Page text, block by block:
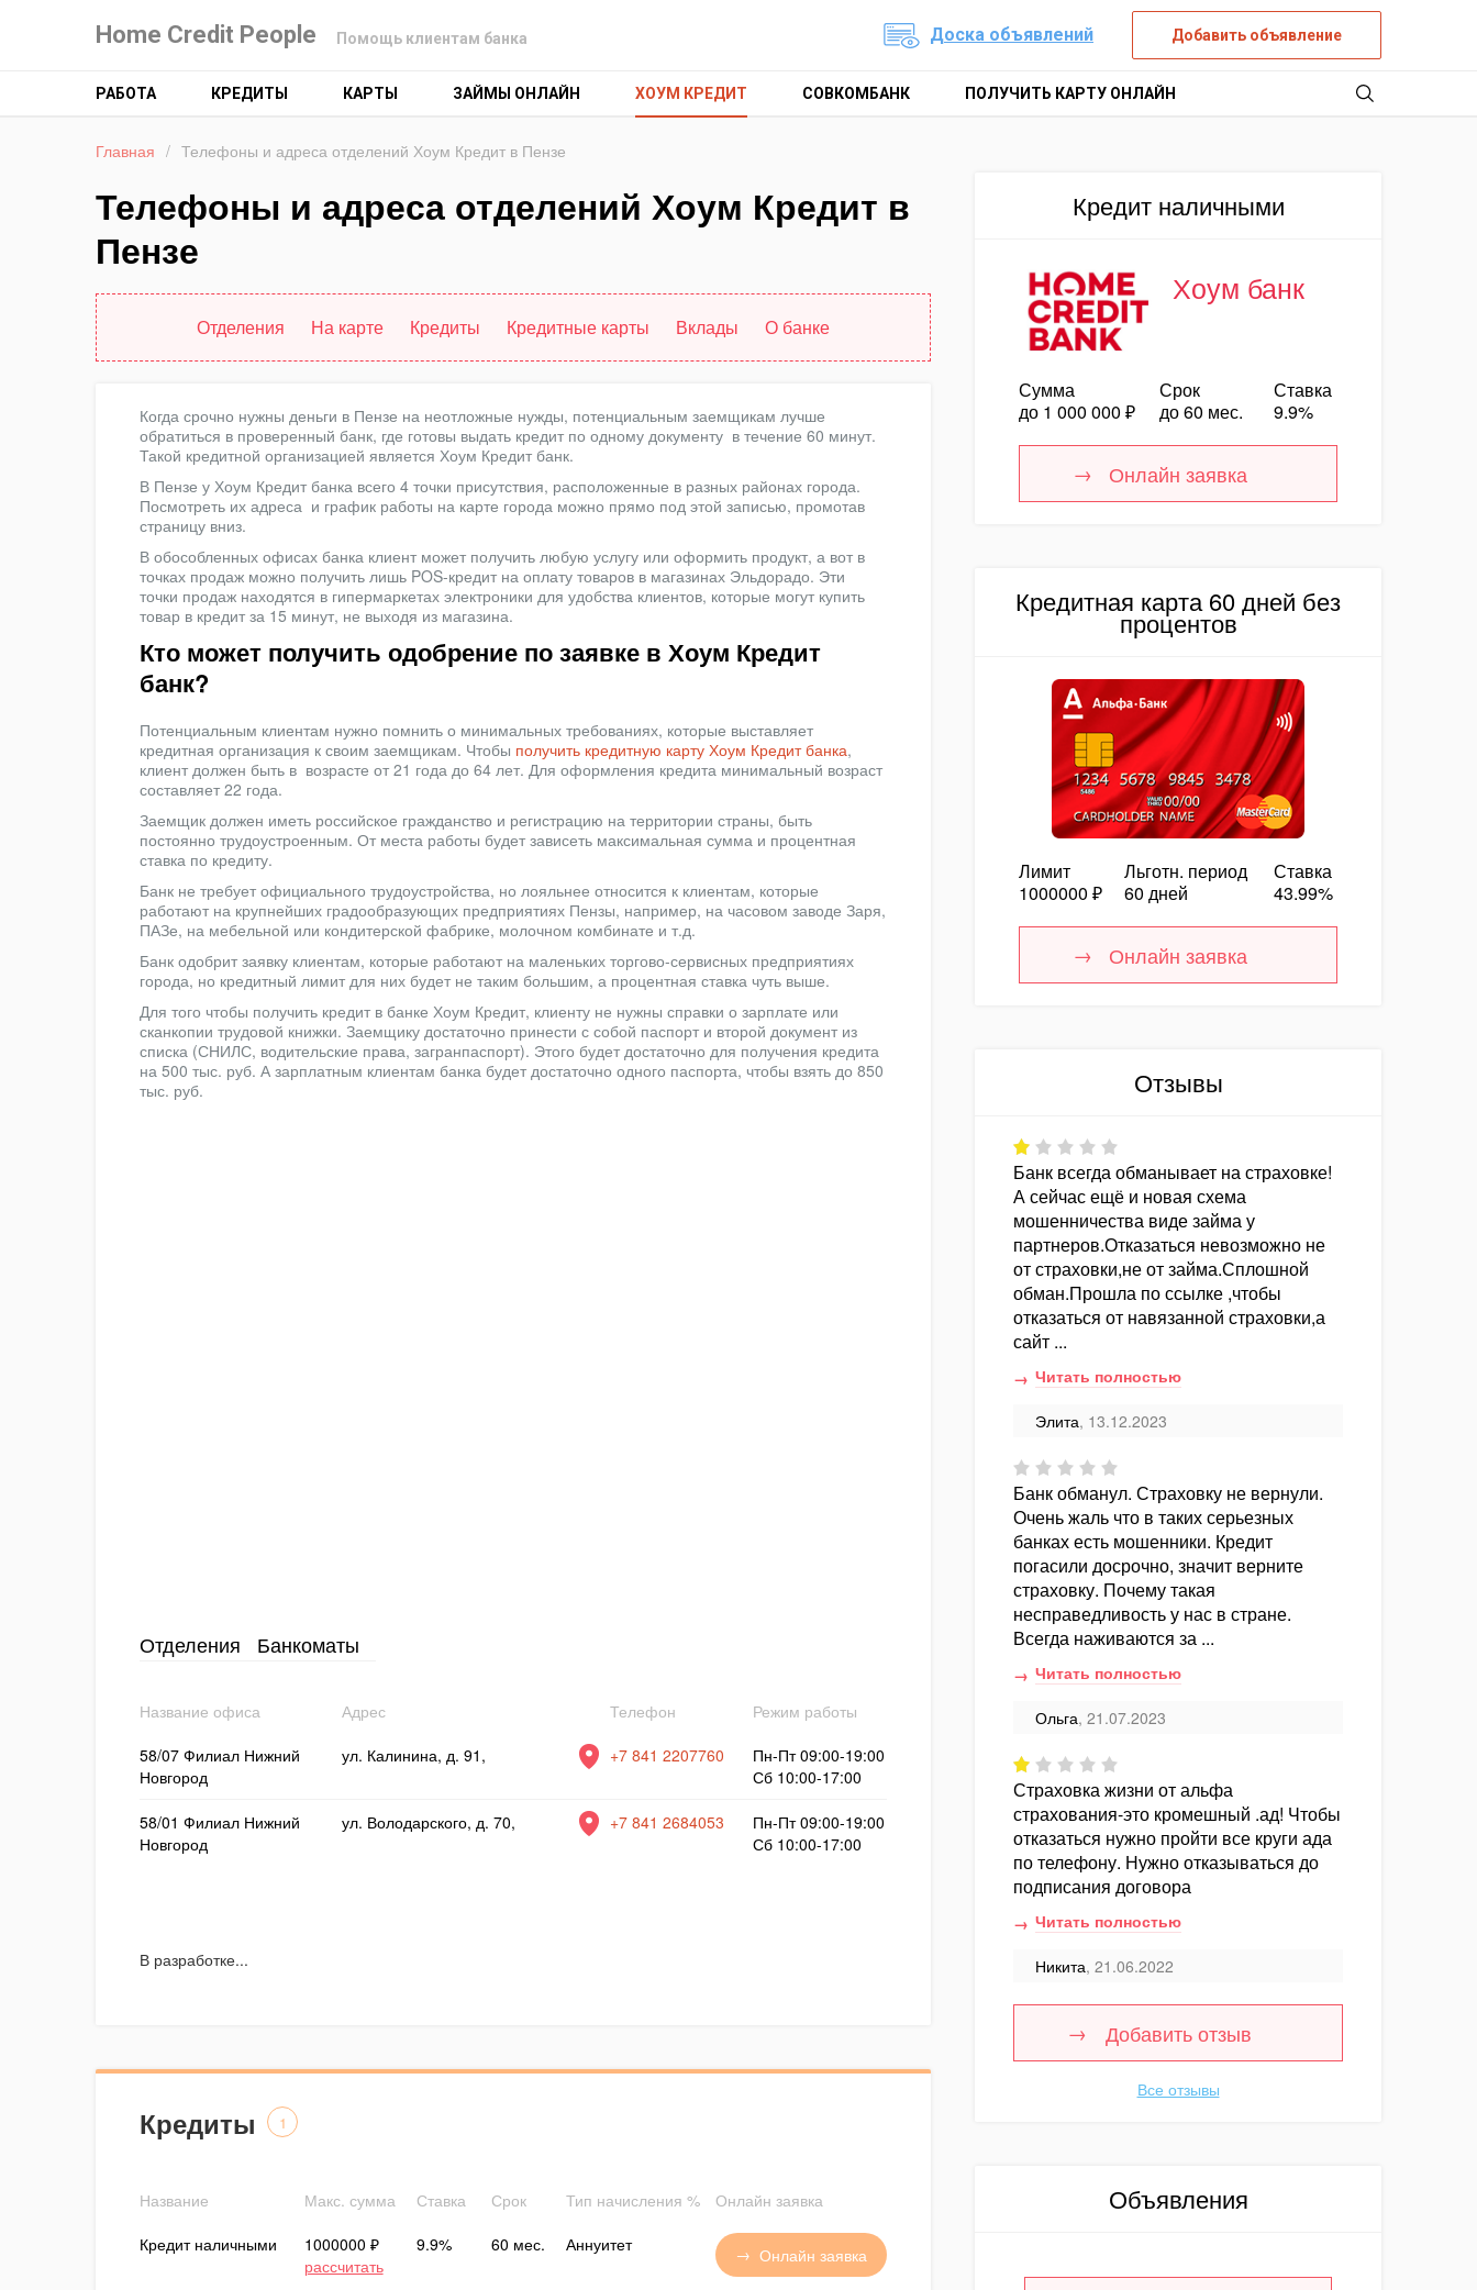
Home Credit People Помощь клиентам банка Доска объявлений Добавить объявление
РАБОТА КРЕДИТЫ КАРТЫ ЗАЙМЫ ОНЛАЙН ХОУМ КРЕДИТ СОВКОМБАНК ПОЛУЧИТЬ КАРТУ ОНЛАЙН
Главная / Телефоны и адреса отделений Хоум Кредит в Пензе
Телефоны и адреса отделений Хоум Кредит в
Пензе
Отделения На карте Кредиты Кредитные карты Вклады О банке
Когда срочно нужны деньги в Пензе на неотложные нужды, потенциальным заемщикам лучше
обратиться в проверенный банк, где готовы выдать кредит по одному документу в течение 60 минут.
Такой кредитной организацией является Хоум Кредит банк.
В Пензе у Хоум Кредит банка всего 4 точки присутствия, расположенные в разных районах города.
Посмотреть их адреса и график работы на карте города можно прямо под этой записью, промотав
страницу вниз.
В обособленных офисах банка клиент может получить любую услугу или оформить продукт, а вот в
точках продаж можно получить лишь POS-кредит на оплату товаров в магазинах Эльдорадо. Эти
точки продаж находятся в гипермаркетах электроники для удобства клиентов, которые могут купить
товар в кредит за 15 минут, не выходя из магазина.
Кто может получить одобрение по заявке в Хоум Кредит
банк?
Потенциальным клиентам нужно помнить о минимальных требованиях, которые выставляет
кредитная организация к своим заемщикам. Чтобы получить кредитную карту Хоум Кредит банка,
клиент должен быть в возрасте от 21 года до 64 лет. Для оформления кредита минимальный возраст
составляет 22 года.
Заемщик должен иметь российское гражданство и регистрацию на территории страны, быть
постоянно трудоустроенным. От места работы будет зависеть максимальная сумма и процентная
ставка по кредиту.
Банк не требует официального трудоустройства, но лояльнее относится к клиентам, которые
работают на крупнейших градообразующих предприятиях Пензы, например, на часовом заводе Заря,
ПАЗе, на мебельной или кондитерской фабрике, молочном комбинате и т.д.
Банк одобрит заявку клиентам, которые работают на маленьких торгово-сервисных предприятиях
города, но кредитный лимит для них будет не таким большим, а процентная ставка чуть выше.
Для того чтобы получить кредит в банке Хоум Кредит, клиенту не нужны справки о зарплате или
сканкопии трудовой книжки. Заемщику достаточно принести с собой паспорт и второй документ из
списка (СНИЛС, водительские права, загранпаспорт). Этого будет достаточно для получения кредита
на 500 тыс. руб. А зарплатным клиентам банка будет достаточно одного паспорта, чтобы взять до 850
тыс. руб.
Отделения Банкоматы
Название офиса
58/07 Филиал Нижний
Новгород
Адрес
ул. Калинина, д. 91,
Телефон
+7 841 2207760
Режим работы
Пн-Пт 09:00-19:00
Сб 10:00-17:00
58/01 Филиал Нижний
Новгород
ул. Володарского, д. 70, +7 841 2684053
Пн-Пт 09:00-19:00
Сб 10:00-17:00
В разработке...
Кредиты 1
Название
Кредит наличными
Макс. сумма
1000000 ₽
рассчитать
Ставка
9.9%
Срок
60 мес.
Тип начисления %
Аннуитет
Онлайн заявка
Онлайн заявка
Кредит наличными
Хоум банк
Сумма
до 1 000 000 ₽
Срок
до 60 мес.
Ставка
9.9%
Онлайн заявка
Кредитная карта 60 дней без
процентов
Лимит
1000000 ₽
Льготн. период
60 дней
Ставка
43.99%
Онлайн заявка
Отзывы
Банк всегда обманывает на страховке!
А сейчас ещё и новая схема
мошенничества виде займа у
партнеров.Отказаться невозможно не
от страховки,не от займа.Сплошной
обман.Прошла по ссылке ,чтобы
отказаться от навязанной страховки,а
сайт ...
Читать полностью
Элита, 13.12.2023
Банк обманул. Страховку не вернули.
Очень жаль что в таких серьезных
банках есть мошенники. Кредит
погасили досрочно, значит верните
страховку. Почему такая
несправедливость у нас в стране.
Всегда наживаются за ...
Читать полностью
Ольга, 21.07.2023
Страховка жизни от альфа
страхования-это кромешный .ад! Чтобы
отказаться нужно пройти все круги ада
по телефону. Нужно отказываться до
подписания договора
Читать полностью
Никита, 21.06.2022
Добавить отзыв
Все отзывы
Объявления